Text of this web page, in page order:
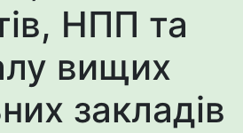
НПП та
вищих
закладів